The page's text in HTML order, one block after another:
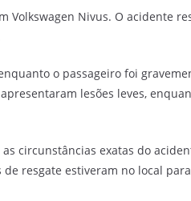
Volkswagen Nivus. O acidente
o passageiro foi
lesões leves,
circunstâncias exatas do
resgate estiveram no local